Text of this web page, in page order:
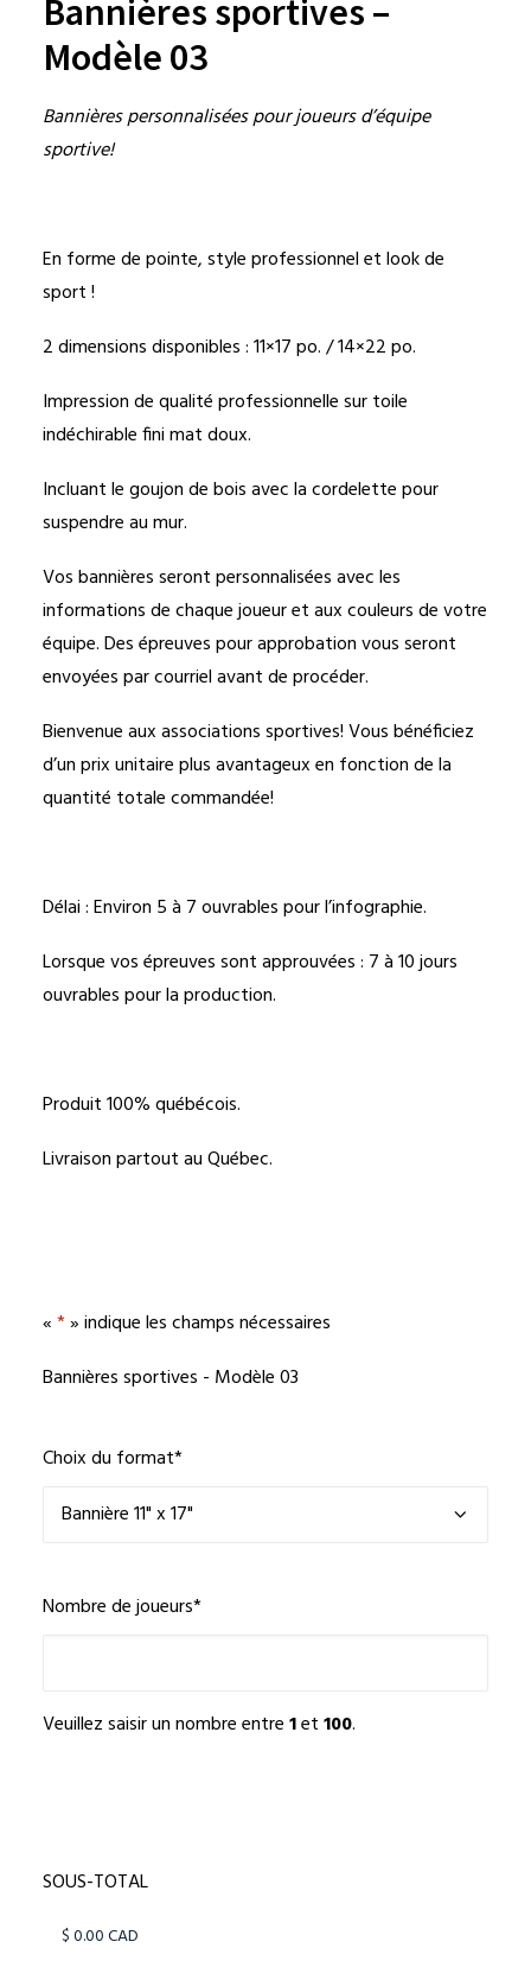
Bannières sportives –
Modèle 03
Bannières personnalisées pour joueurs d’équipe
sportive!
En forme de pointe, style professionnel et look de
sport !
2 dimensions disponibles : 11×17 po. / 14×22 po.
Impression de qualité professionnelle sur toile
indéchirable fini mat doux.
Incluant le goujon de bois avec la cordelette pour
suspendre au mur.
Vos bannières seront personnalisées avec les
informations de chaque joueur et aux couleurs de votre
équipe. Des épreuves pour approbation vous seront
envoyées par courriel avant de procéder.
Bienvenue aux associations sportives! Vous bénéficiez
d’un prix unitaire plus avantageux en fonction de la
quantité totale commandée!
Délai : Environ 5 à 7 ouvrables pour l’infographie.
Lorsque vos épreuves sont approuvées : 7 à 10 jours
ouvrables pour la production.
Produit 100% québécois.
Livraison partout au Québec.
«*» indique les champs nécessaires
Bannières sportives - Modèle 03
Choix du format*
Nombre de joueurs*
Veuillez saisir un nombre entre1et100.
SOUS-TOTAL